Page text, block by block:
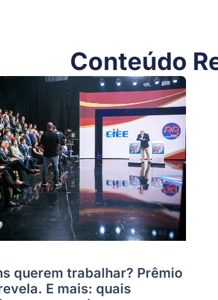
Conteúdo
querem trabalhar? Prêmio
E mais: quais